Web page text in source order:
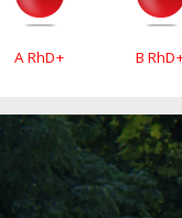
A RhD+ B